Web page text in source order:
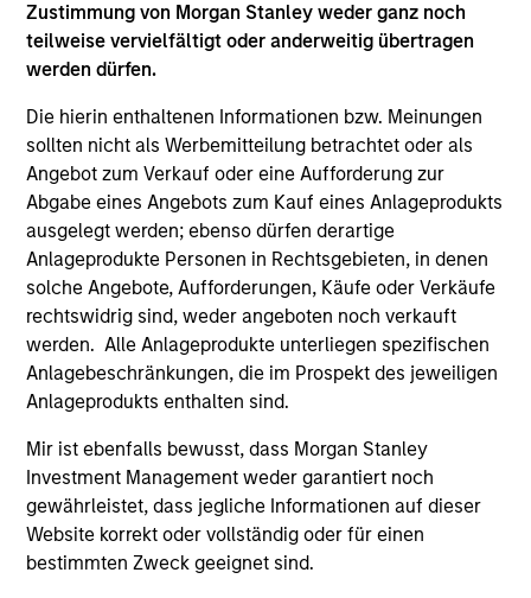
Zustimmung von Morgan Stanley weder ganz noch
teilweise vervielfältigt oder anderweitig übertragen
werden dürfen.
Die hierin enthaltenen Informationen bzw. Meinungen
sollten nicht als Werbemitteilung betrachtet oder als
Angebot zum Verkauf oder eine Aufforderung zur
Abgabe eines Angebots zum Kauf eines Anlageprodukts
ausgelegt werden; ebenso dürfen derartige
Anlageprodukte Personen in Rechtsgebieten, in denen
solche Angebote, Aufforderungen, Käufe oder Verkäufe
rechtswidrig sind, weder angeboten noch verkauft
werden. Alle Anlageprodukte unterliegen spezifischen
Anlagebeschränkungen, die im Prospekt des jeweiligen
Anlageprodukts enthalten sind.
Mir ist ebenfalls bewusst, dass Morgan Stanley
Investment Management weder garantiert noch
gewährleistet, dass jegliche Informationen auf dieser
Website korrekt oder vollständig oder für einen
bestimmten Zweck geeignet sind.
ARTICLE
Private Credit Market Monitor - Q2
2026
Timely insights on the private credit landscape,
exploring the trends, market developments,
and investment considerations shaping the
asset class.
04-AUG-2026